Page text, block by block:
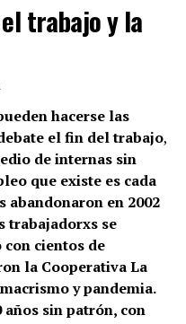
trabajo y la
hacerse las
el fin del trabajo,
de internas sin
que existe es cada
abandonaron en 2002
trabajadorxs se
cientos de
la Cooperativa La
y pandemia.
años sin patrón, con